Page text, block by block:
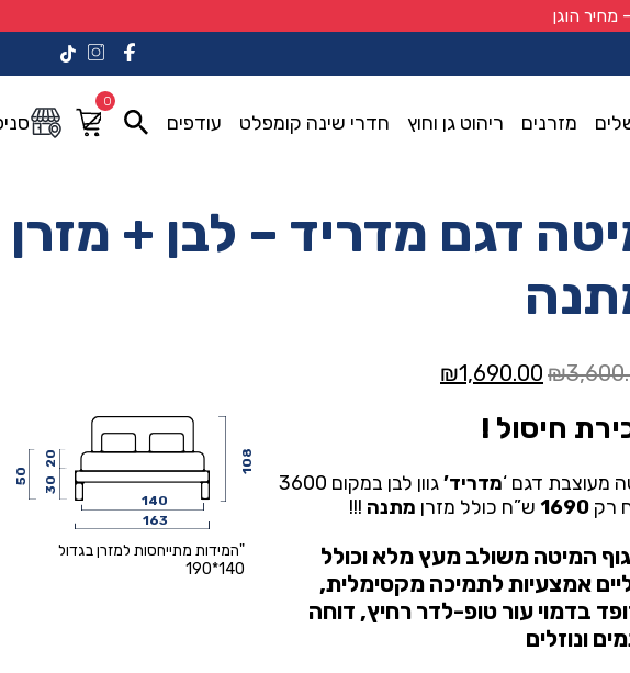
הוגן
מזרנים ריהוט גן וחוץ חדרי שינה קומפלט עודפים
0
דגם מדריד – לבן + מזרן
₪ המחיר
היה:
₪1,690.00
108
140
163
30
20
50
"המידות מתייחסות למזרן בגדול
140*190
חיסול !
מעוצבת דגם ‘מדריד’
גוון לבן במקום 3600
רק 1690 ש”ח כולל מזרן מתנה !!!
המיטה משולב מעץ מלא וכולל
אמצעיות לתמיכה מקסימלית,
בדמוי עור טופ-לדר רחיץ, דוחה
ונוזלים